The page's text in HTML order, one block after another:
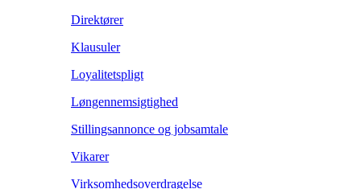
Direktører
Klausuler
Loyalitetspligt
Løngennemsigtighed
Stillingsannonce og jobsamtale
Vikarer
Virksomhedsoverdragelse